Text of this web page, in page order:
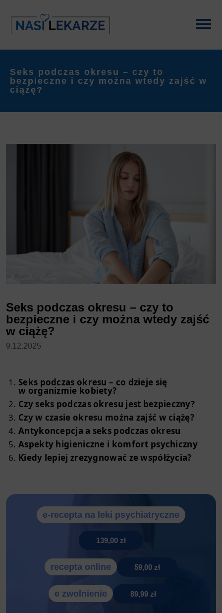
Seks podczas okresu – czy to
bezpieczne i czy można wtedy zajść w
ciążę?
Seks podczas okresu – czy to
bezpieczne i czy można wtedy zajść
w ciążę?
9.12.2025
Seks podczas okresu – co dzieje się
w organizmie kobiety?
Czy seks podczas okresu jest bezpieczny?
Czy w czasie okresu można zajść w ciążę?
Antykoncepcja a seks podczas okresu
Aspekty higieniczne i komfort psychiczny
Kiedy lepiej zrezygnować ze współżycia?
e-recepta na leki psychiatryczne
139,00 zł
recepta online 59,00 zł
e zwolnienie 89,99 zł